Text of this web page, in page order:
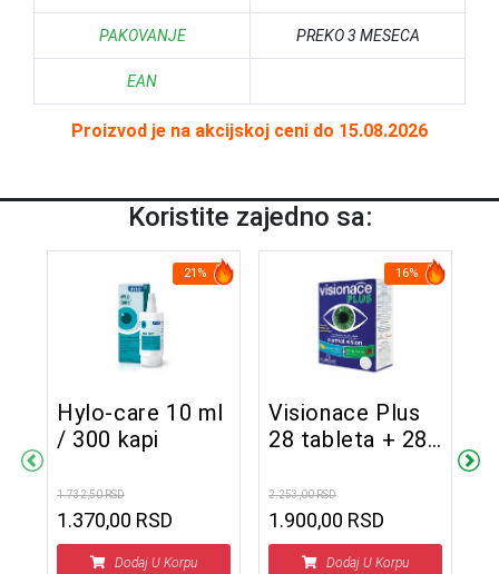
PAKOVANJE PREKO 3 MESECA
EAN
Proizvod je na akcijskoj ceni do 15.08.2026
Koristite zajedno sa:
21%
Hylo-care 10 ml
/ 300 kapi
1.732,50 RSD
1.370,00 RSD
Dodaj U Korpu
16%
Visionace Plus
28 tableta + 28
2.253,00 RSD
1.900,00 RSD
Dodaj U Korpu